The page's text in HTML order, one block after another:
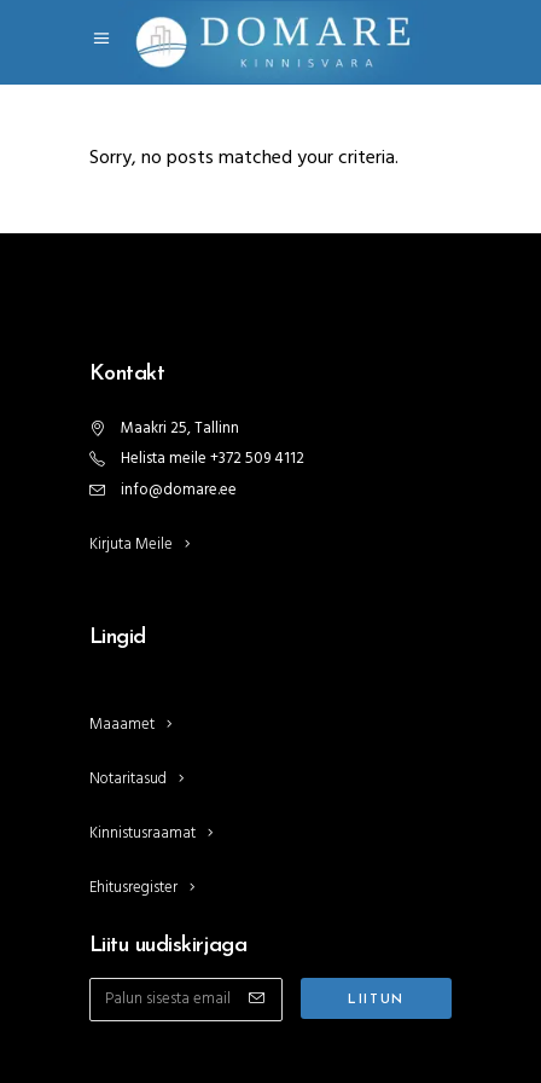
Sorry, no posts matched your criteria.
Kontakt
Maakri 25, Tallinn
Helista meile +372 509 4112
info@domare.ee
Kirjuta Meile
Lingid
Maaamet
Notaritasud
Kinnistusraamat
Ehitusregister
Liitu uudiskirjaga